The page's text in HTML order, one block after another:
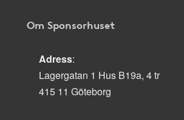
Om Sponsorhuset
Adress:
Lagergatan 1 Hus B19a, 4 tr
415 11 Göteborg